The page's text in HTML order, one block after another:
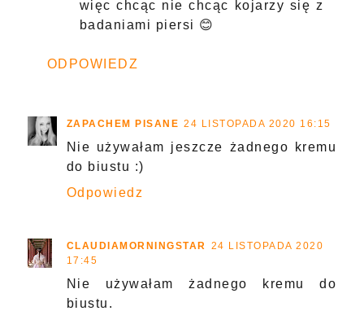
więc chcąc nie chcąc kojarzy się z
badaniami piersi 😊
ODPOWIEDZ
ZAPACHEM PISANE 24 LISTOPADA 2020 16:15
Nie używałam jeszcze żadnego kremu
do biustu :)
Odpowiedz
CLAUDIAMORNINGSTAR 24 LISTOPADA 2020
17:45
Nie używałam żadnego kremu do
biustu.